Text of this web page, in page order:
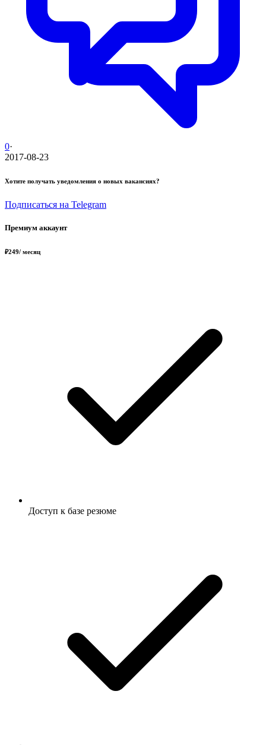
0·
2017-08-23
Хотите получать уведомления о новых вакансиях?
Подписаться на Telegram
Премиум аккаунт
₽249/ месяц
Доступ к базе резюме